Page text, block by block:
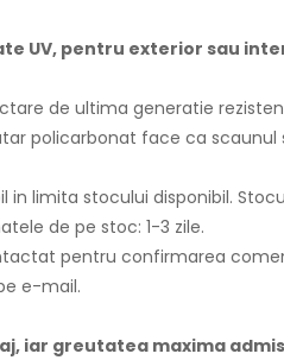
UV, pentru exterior sau
de ultima generatie
policarbonat face ca
in limita stocului disponibil.
de pe stoc: 1-3 zile.
pentru confirmarea
e-mail.
iar greutatea maxima